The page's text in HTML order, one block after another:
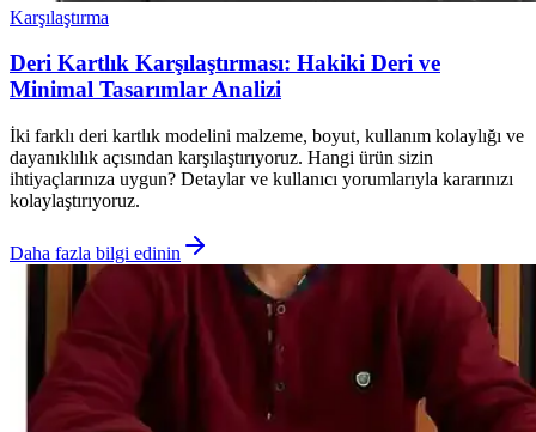
Karşılaştırma
Deri Kartlık Karşılaştırması: Hakiki Deri ve
Minimal Tasarımlar Analizi
İki farklı deri kartlık modelini malzeme, boyut, kullanım kolaylığı ve
dayanıklılık açısından karşılaştırıyoruz. Hangi ürün sizin
ihtiyaçlarınıza uygun? Detaylar ve kullanıcı yorumlarıyla kararınızı
kolaylaştırıyoruz.
Daha fazla bilgi edinin